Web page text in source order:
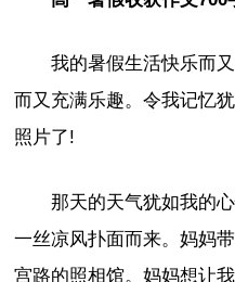
我的暑假生活快乐而
而又充满乐趣。令我记忆
照片了!
那天的天气犹如我的
一丝凉风扑面而来。妈妈
宫路的照相馆。妈妈想让